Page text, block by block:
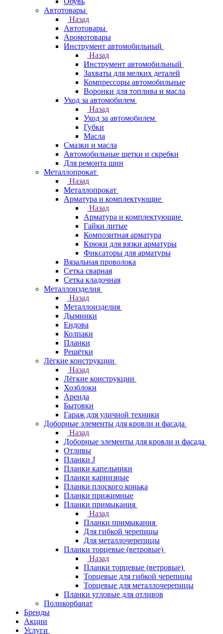
Автотовары
Назад
Автотовары
Аромотовары
Инструмент автомобильный
Назад
Инструмент автомобильный
Захваты для мелких деталей
Компрессоры автомобильные
Воронки для топлива и масла
Уход за автомобилем
Назад
Уход за автомобилем
Губки
Масла
Смазки и масла
Автомобильные щетки и скребки
Для ремонта шин
Металлопрокат
Назад
Металлопрокат
Арматура и комплектующие
Назад
Арматура и комплектующие
Гайки литые
Композитная арматура
Крюки для вязки арматуры
Фиксаторы для арматуры
Вязальная проволока
Сетка сварная
Сетка кладочная
Металлоизделия
Назад
Металлоизделия
Дымники
Ендова
Колпаки
Планки
Решётки
Лёгкие конструкции
Назад
Лёгкие конструкции
Хозблоки
Аренда
Бытовки
Гараж для уличной техники
Доборные элементы для кровли и фасада
Назад
Доборные элементы для кровли и фасада
Отливы
Планки J
Планки капельники
Планки карнизные
Планки плоского конька
Планки прижимные
Планки примыкания
Назад
Планки примыкания
Для гибкой черепицы
Для металлочерепицы
Планки торцевые (ветровые)
Назад
Планки торцевые (ветровые)
Торцевые для гибкой черепицы
Торцевые для металлочерепицы
Планки угловые для отливов
Поликорбанат
Бренды
Акции
Услуги